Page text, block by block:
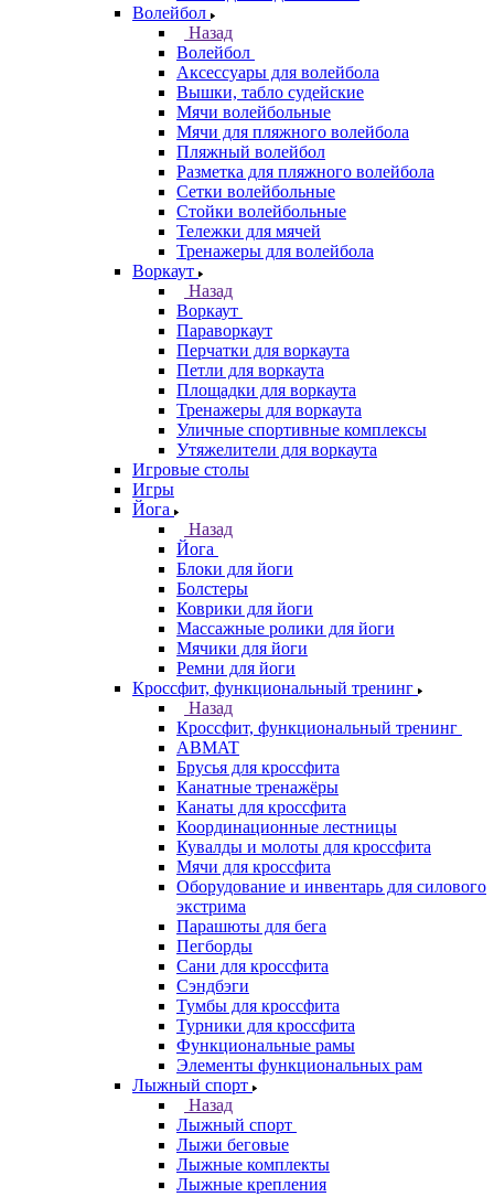
Волейбол
Назад
Волейбол
Аксессуары для волейбола
Вышки, табло судейские
Мячи волейбольные
Мячи для пляжного волейбола
Пляжный волейбол
Разметка для пляжного волейбола
Сетки волейбольные
Стойки волейбольные
Тележки для мячей
Тренажеры для волейбола
Воркаут
Назад
Воркаут
Параворкаут
Перчатки для воркаута
Петли для воркаута
Площадки для воркаута
Тренажеры для воркаута
Уличные спортивные комплексы
Утяжелители для воркаута
Игровые столы
Игры
Йога
Назад
Йога
Блоки для йоги
Болстеры
Коврики для йоги
Массажные ролики для йоги
Мячики для йоги
Ремни для йоги
Кроссфит, функциональный тренинг
Назад
Кроссфит, функциональный тренинг
ABMAT
Брусья для кроссфита
Канатные тренажёры
Канаты для кроссфита
Координационные лестницы
Кувалды и молоты для кроссфита
Мячи для кроссфита
Оборудование и инвентарь для силового
экстрима
Парашюты для бега
Пегборды
Сани для кроссфита
Сэндбэги
Тумбы для кроссфита
Турники для кроссфита
Функциональные рамы
Элементы функциональных рам
Лыжный спорт
Назад
Лыжный спорт
Лыжи беговые
Лыжные комплекты
Лыжные крепления